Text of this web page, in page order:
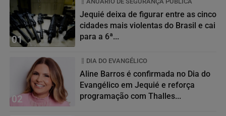
01
Jequié deixa de figurar entre as cinco
cidades mais violentas do Brasil e cai
para a 6ª...
02
DIA DO EVANGÉLICO
Aline Barros é confirmada no Dia do
Evangélico em Jequié e reforça
programação com Thalles...